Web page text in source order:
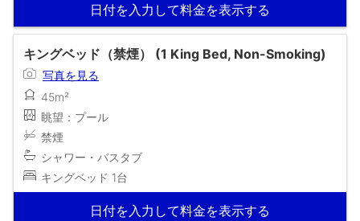
日付を入力して料金を表示する
キングベッド（禁煙） (1 King Bed, Non-Smoking)
写真を見る
45m²
眺望：プール
禁煙
シャワー・バスタブ
キングベッド 1台
日付を入力して料金を表示する